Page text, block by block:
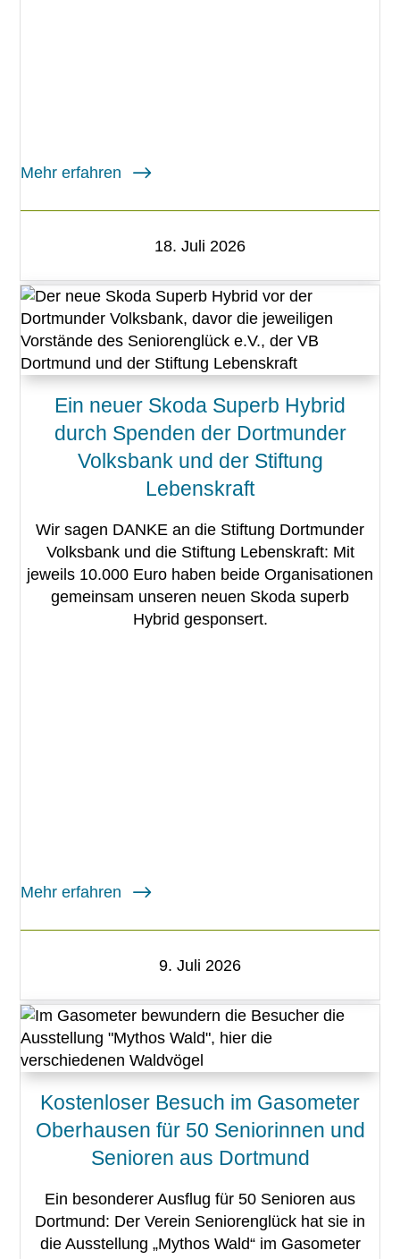
Mehr erfahren
18. Juli 2026
Ein neuer Skoda Superb Hybrid
durch Spenden der Dortmunder
Volksbank und der Stiftung
Lebenskraft
Wir sagen DANKE an die Stiftung Dortmunder
Volksbank und die Stiftung Lebenskraft: Mit
jeweils 10.000 Euro haben beide Organisationen
gemeinsam unseren neuen Skoda superb
Hybrid gesponsert.
Mehr erfahren
9. Juli 2026
Kostenloser Besuch im Gasometer
Oberhausen für 50 Seniorinnen und
Senioren aus Dortmund
Ein besonderer Ausflug für 50 Senioren aus
Dortmund: Der Verein Seniorenglück hat sie in
die Ausstellung „Mythos Wald“ im Gasometer